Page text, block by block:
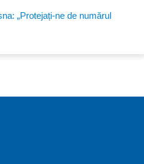
„Protejați-ne de numărul